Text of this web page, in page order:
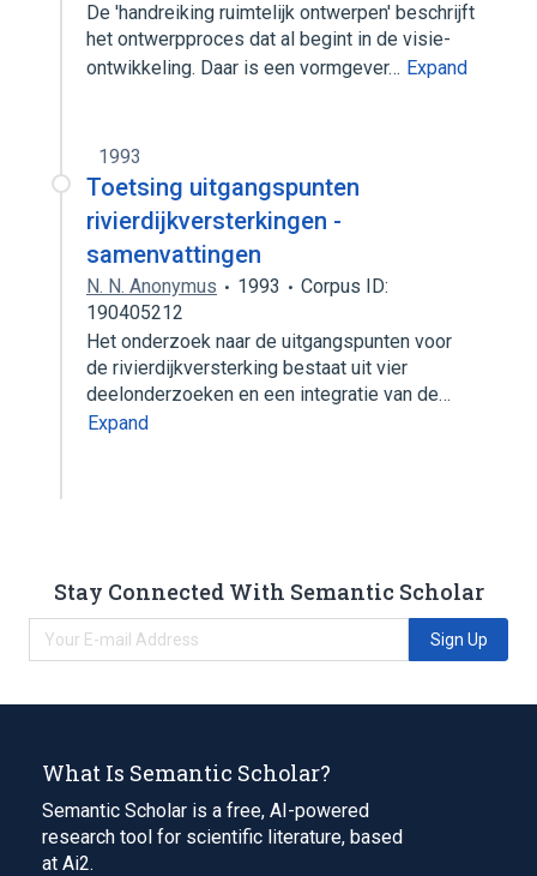
De 'handreiking ruimtelijk ontwerpen' beschrijft
het ontwerpproces dat al begint in de visie-
ontwikkeling. Daar is een vormgever… Expand
1993
Toetsing uitgangspunten
rivierdijkversterkingen -
samenvattingen
N. N. Anonymus 1993
Corpus ID:
190405212
Het onderzoek naar de uitgangspunten voor
de rivierdijkversterking bestaat uit vier
deelonderzoeken en een integratie van de…
Expand
Stay Connected With Semantic Scholar
Sign Up
What Is Semantic Scholar?
Semantic Scholar is a free, AI-powered
research tool for scientific literature, based
at Ai2.